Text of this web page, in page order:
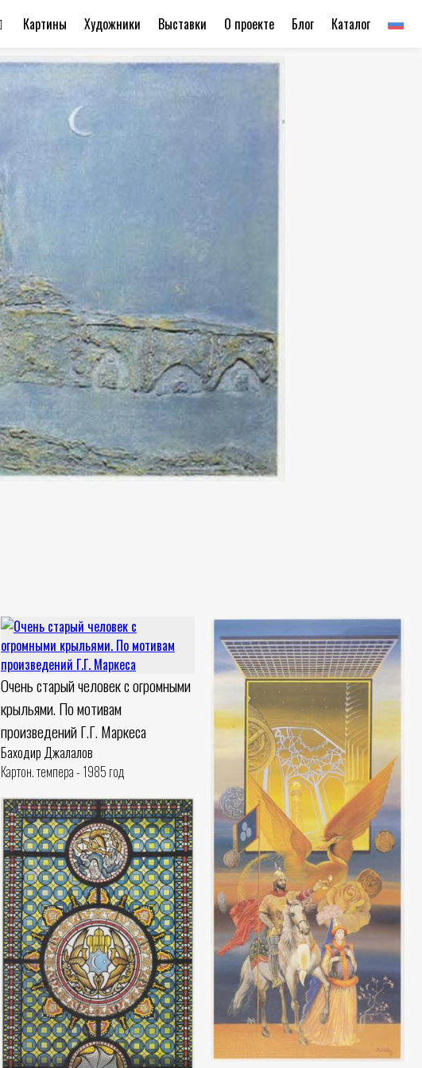
Каталог
Блог
О проекте
Выставки
Художники
Картины
Очень старый человек с огромными
крыльями. По мотивам
произведений Г.Г. Маркеса
Баходир Джалалов
Картон. темпера - 1985 год